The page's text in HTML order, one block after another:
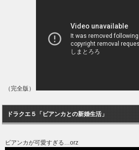
（完全版）
ドラクエ５「ビアンカとの新婚生活」
ビアンカが可愛すぎる…orz